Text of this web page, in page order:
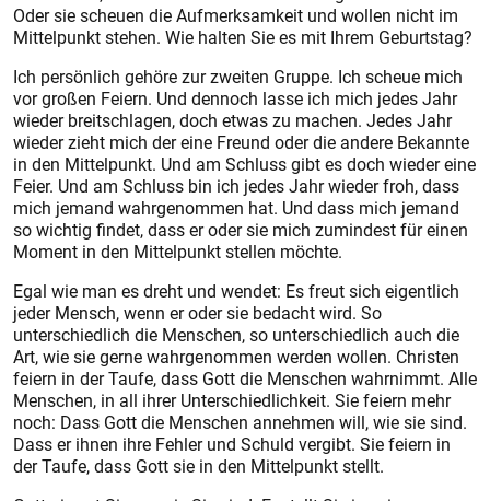
Oder sie scheuen die Aufmerksamkeit und wollen nicht im
Mittelpunkt stehen. Wie halten Sie es mit Ihrem Geburtstag?
Ich persönlich gehöre zur zweiten Gruppe. Ich scheue mich
vor großen Feiern. Und dennoch lasse ich mich jedes Jahr
wieder breitschlagen, doch etwas zu machen. Jedes Jahr
wieder zieht mich der eine Freund oder die andere Bekannte
in den Mittelpunkt. Und am Schluss gibt es doch wieder eine
Feier. Und am Schluss bin ich jedes Jahr wieder froh, dass
mich jemand wahrgenommen hat. Und dass mich jemand
so wichtig findet, dass er oder sie mich zumindest für einen
Moment in den Mittelpunkt stellen möchte.
Egal wie man es dreht und wendet: Es freut sich eigentlich
jeder Mensch, wenn er oder sie bedacht wird. So
unterschiedlich die Menschen, so unterschiedlich auch die
Art, wie sie gerne wahrgenommen werden wollen. Christen
feiern in der Taufe, dass Gott die Menschen wahrnimmt. Alle
Menschen, in all ihrer Unterschiedlichkeit. Sie feiern mehr
noch: Dass Gott die Menschen annehmen will, wie sie sind.
Dass er ihnen ihre Fehler und Schuld vergibt. Sie feiern in
der Taufe, dass Gott sie in den Mittelpunkt stellt.